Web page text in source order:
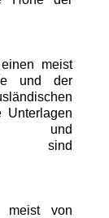
meist
und der
Unterlagen
und
sind
meist von